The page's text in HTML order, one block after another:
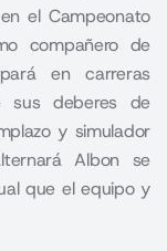
el Campeonato
compañero de
en carreras
sus deberes de
y simulador
Albon se
que el equipo y